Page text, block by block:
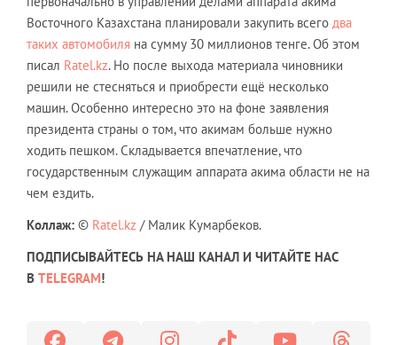
Восточного Казахстана планировали закупить всего два
таких автомобиля на сумму 30 миллионов тенге. Об этом
писал Ratel.kz. Но после выхода материала чиновники
решили не стесняться и приобрести ещё несколько
машин. Особенно интересно это на фоне заявления
президента страны о том, что акимам больше нужно
ходить пешком. Складывается впечатление, что
государственным служащим аппарата акима области не на
чем ездить.
Коллаж: © Ratel.kz / Малик Кумарбеков.
ПОДПИСЫВАЙТЕСЬ НА НАШ КАНАЛ И ЧИТАЙТЕ НАС
В TELEGRAM!